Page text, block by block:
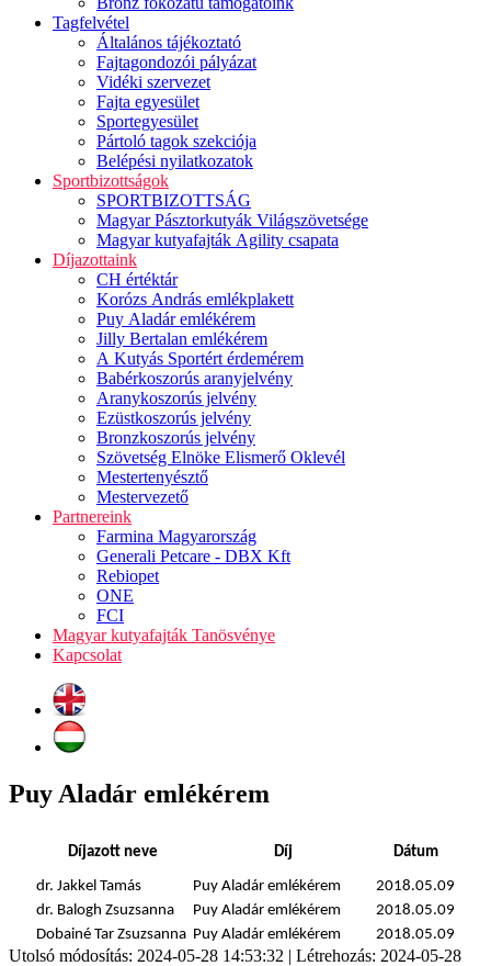
Tagfelvétel
Általános tájékoztató
Fajtagondozói pályázat
Vidéki szervezet
Fajta egyesület
Sportegyesület
Pártoló tagok szekciója
Belépési nyilatkozatok
Sportbizottságok
SPORTBIZOTTSÁG
Magyar Pásztorkutyák Világszövetsége
Magyar kutyafajták Agility csapata
Díjazottaink
CH értéktár
Korózs András emlékplakett
Puy Aladár emlékérem
Jilly Bertalan emlékérem
A Kutyás Sportért érdemérem
Babérkoszorús aranyjelvény
Aranykoszorús jelvény
Ezüstkoszorús jelvény
Bronzkoszorús jelvény
Szövetség Elnöke Elismerő Oklevél
Mestertenyésztő
Mestervezető
Partnereink
Farmina Magyarország
Generali Petcare - DBX Kft
Rebiopet
ONE
FCI
Magyar kutyafajták Tanösvénye
Kapcsolat
Puy Aladár emlékérem
Díjazott neve Díj Dátum
dr. Jakkel Tamás Puy Aladár emlékérem
2018.05.09
dr. Balogh Zsuzsanna
Puy Aladár emlékérem
2018.05.09
Dobainé Tar Zsuzsanna Puy Aladár emlékérem 2018.05.09
Utolsó módosítás: 2024-05-28 14:53:32 | Létrehozás: 2024-05-28